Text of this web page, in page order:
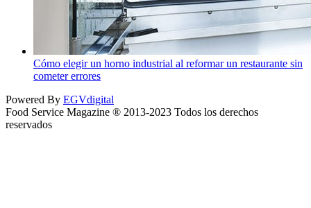
Cómo elegir un horno industrial al reformar un restaurante sin
cometer errores
Powered By EGVdigital
Food Service Magazine ® 2013-2023 Todos los derechos
reservados